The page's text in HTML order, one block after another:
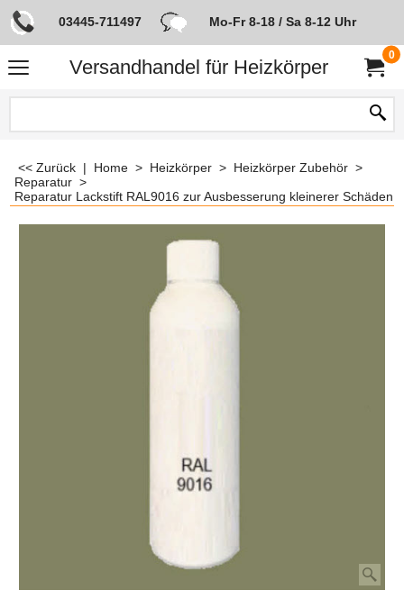
03445-711497 Mo-Fr 8-18 / Sa 8-12 Uhr
Versandhandel für Heizkörper
0
<< Zurück | Home > Heizkörper > Heizkörper Zubehör >
Reparatur >
Reparatur Lackstift RAL9016 zur Ausbesserung kleinerer Schäden